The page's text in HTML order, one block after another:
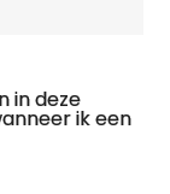
in deze
ik een